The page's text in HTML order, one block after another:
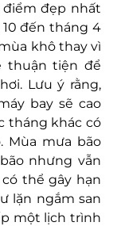
điểm đẹp nhất
đến tháng 4
khô thay vì
thuận tiện để
Lưu ý rằng,
bay sẽ cao
tháng khác có
Mùa mưa bão
nhưng vẫn
thể gây hạn
lặn ngắm san
một lịch trình